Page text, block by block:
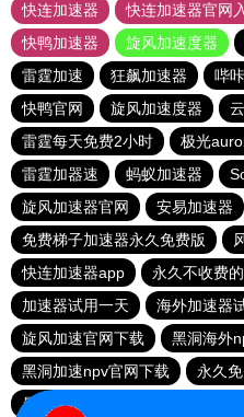
快连加速器
快连加速器官网
快鸭加速器
旋风加速度器
雷霆加速
狂飙加速器 哔
快鸭官网
旋风加速度器
雷霆每天免费2小时
极光
雷霆加器速
蚂蚁加速器
旋风加速器官网
安易加速器
免费梯子加速器永久免费版
快连加速器app
永久不收费
加速器试用一天
海外加速器
旋风加速官网下载
黑洞海外
黑洞加速npv官网下载
永久
暴雪加速器